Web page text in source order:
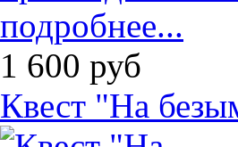
подробнее...
1 600 руб
Квест "На